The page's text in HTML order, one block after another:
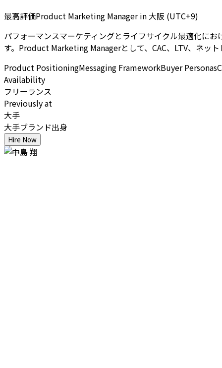
最高評価Product Marketing Managerin 大阪 (UTC+9)
パフォーマンスマーケティングとライフサイクル最適化に
す。Product Marketing Managerとして、CAC、LTV、ネッ
Product PositioningMessaging FrameworkBuyer Personas
Availability
フリーランス
Previously at
大手
大手ブランド出身
Hire Now